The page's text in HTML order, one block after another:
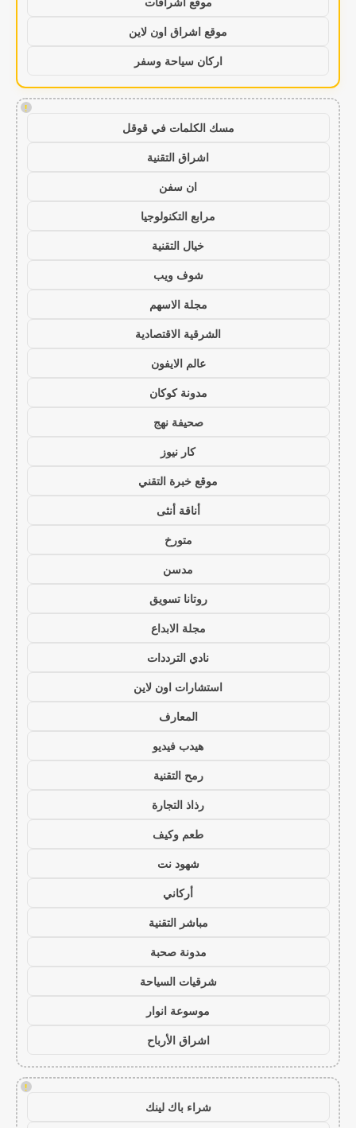
موقع اشراق اون لاين
اركان سياحة وسفر
!
مسك الكلمات في قوقل
اشراق التقنية
ان سفن
مرابع التكنولوجيا
خيال التقنية
شوف ويب
مجلة الاسهم
الشرقية الاقتصادية
عالم الايفون
مدونة كوكان
صحيفة نهج
كار نيوز
موقع خبرة التقني
أناقة أنثى
متورخ
مدسن
روتانا تسويق
مجلة الابداع
نادي الترددات
استشارات اون لاين
المعارف
هيدب فيديو
رمح التقنية
رذاذ التجارة
طعم وكيف
شهود نت
أركاني
مباشر التقنية
مدونة صحبة
شرقيات السياحة
موسوعة انوار
اشراق الأرباح
!
شراء باك لينك